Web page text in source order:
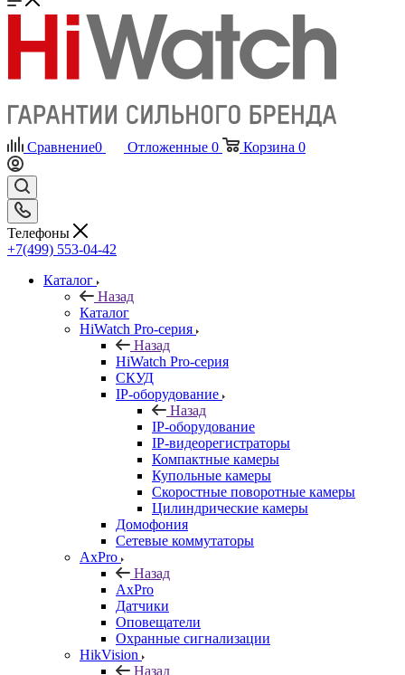
Сравнение0 Отложенные 0 Корзина 0
Телефоны
+7(499) 553-04-42
Каталог
Назад
Каталог
HiWatch Pro-серия
Назад
HiWatch Pro-серия
CКУД
IP-оборудование
Назад
IP-оборудование
IP-видеорегистраторы
Компактные камеры
Купольные камеры
Скоростные поворотные камеры
Цилиндрические камеры
Домофония
Сетевые коммутаторы
AxPro
Назад
AxPro
Датчики
Оповещатели
Охранные сигнализации
HikVision
Назад